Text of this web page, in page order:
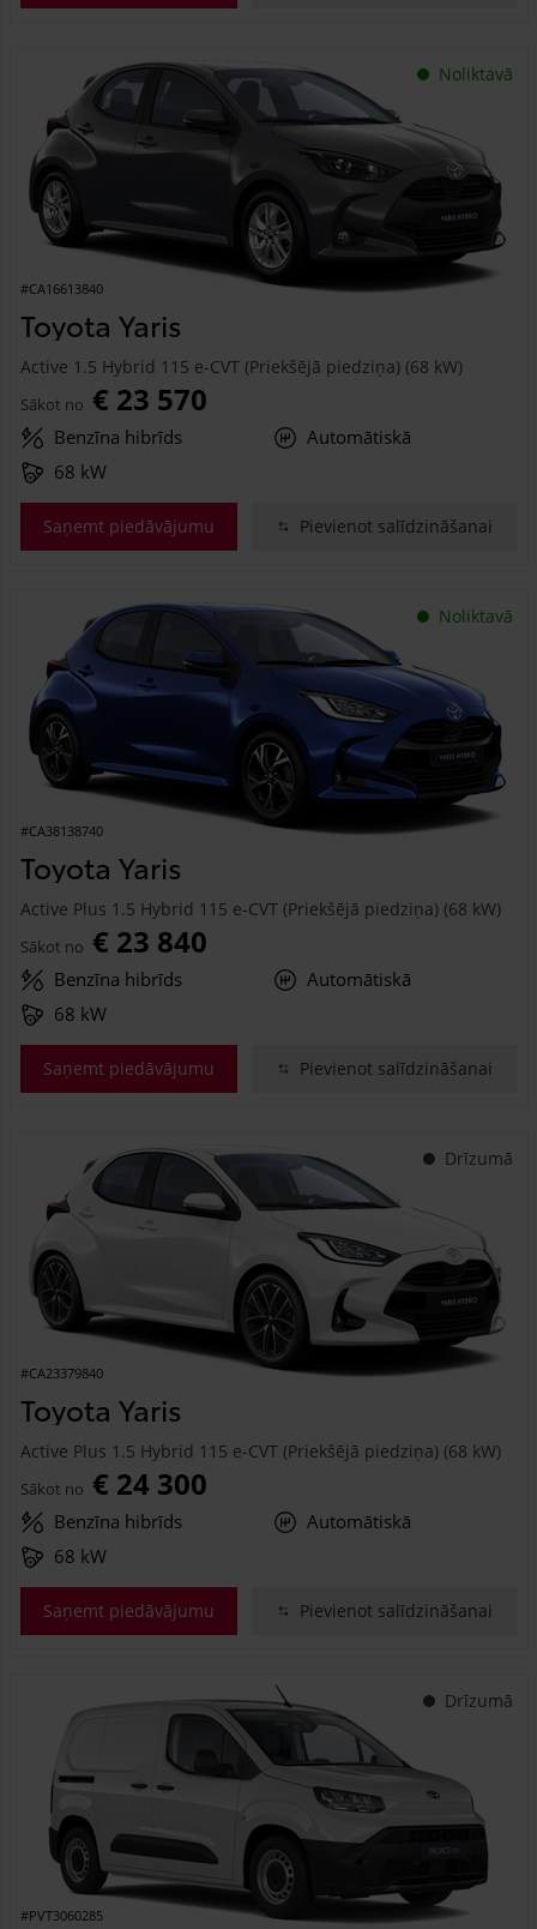
Noliktavā
#CA16613840
Toyota Yaris
Active 1.5 Hybrid 115 e-CVT (Priekšējā piedziņa) (68 kW)
Sākot no € 23 570
Benzīna hibrīds
Automātiskā
68 kW
Saņemt piedāvājumu Pievienot salīdzināšanai
Noliktavā
#CA38138740
Toyota Yaris
Active Plus 1.5 Hybrid 115 e-CVT (Priekšējā piedziņa) (68 kW)
Sākot no € 23 840
Benzīna hibrīds
Automātiskā
68 kW
Saņemt piedāvājumu Pievienot salīdzināšanai
Drīzumā
#CA23379840
Toyota Yaris
Active Plus 1.5 Hybrid 115 e-CVT (Priekšējā piedziņa) (68 kW)
Sākot no € 24 300
Benzīna hibrīds
Automātiskā
68 kW
Saņemt piedāvājumu Pievienot salīdzināšanai
Drīzumā
#PVT3060285